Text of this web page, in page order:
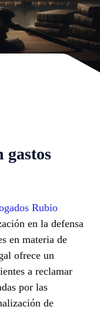
gastos
Rubio
en la defensa
en materia de
ofrece un
a reclamar
por las
de